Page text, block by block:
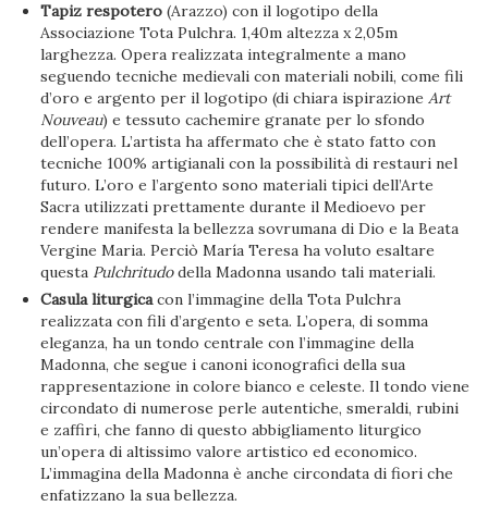
Tapiz respotero (Arazzo) con il logotipo della
Associazione Tota Pulchra. 1,40m altezza x 2,05m
larghezza. Opera realizzata integralmente a mano
seguendo tecniche medievali con materiali nobili, come fili
d’oro e argento per il logotipo (di chiara ispirazioneArt
Nouveau) e tessuto cachemire granate per lo sfondo
dell’opera. L’artista ha affermato che è stato fatto con
tecniche 100% artigianali con la possibilità di restauri nel
futuro. L’oro e l’argento sono materiali tipici dell’Arte
Sacra utilizzati prettamente durante il Medioevo per
rendere manifesta la bellezza sovrumana di Dio e la Beata
Vergine Maria. Perciò María Teresa ha voluto esaltare
questa Pulchritudodella Madonna usando tali materiali.
Casula liturgicacon l’immagine della Tota Pulchra
realizzata con fili d’argento e seta. L’opera, di somma
eleganza, ha un tondo centrale con l’immagine della
Madonna, che segue i canoni iconografici della sua
rappresentazione in colore bianco e celeste. Il tondo viene
circondato di numerose perle autentiche, smeraldi, rubini
e zaffiri, che fanno di questo abbigliamento liturgico
un’opera di altissimo valore artistico ed economico.
L’immagina della Madonna è anche circondata di fiori che
enfatizzano la sua bellezza.